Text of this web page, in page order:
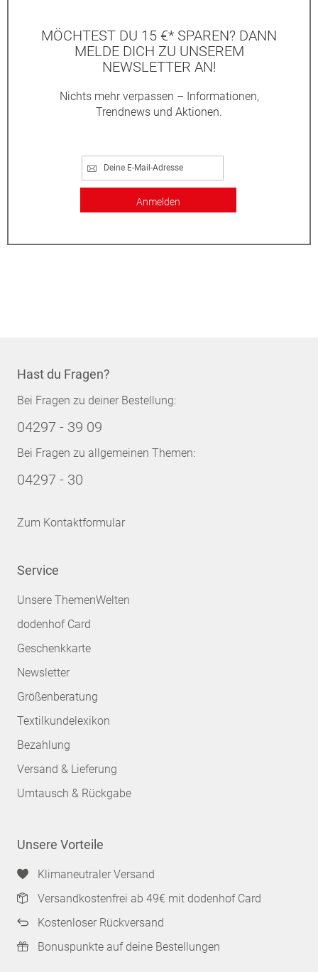
MÖCHTEST DU 15 €* SPAREN? DANN
MELDE DICH ZU UNSEREM
NEWSLETTER AN!
Nichts mehr verpassen – Informationen,
Trendnews und Aktionen.
Anmelden
Hast du Fragen?
Bei Fragen zu deiner Bestellung:
04297 - 39 09
Bei Fragen zu allgemeinen Themen:
04297 - 30
Zum Kontaktformular
Service
Unsere ThemenWelten
dodenhof Card
Geschenkkarte
Newsletter
Größenberatung
Textilkundelexikon
Bezahlung
Versand & Lieferung
Umtausch & Rückgabe
Unsere Vorteile
Klimaneutraler Versand
Versandkostenfrei ab 49€ mit dodenhof Card
Kostenloser Rückversand
Bonuspunkte auf deine Bestellungen